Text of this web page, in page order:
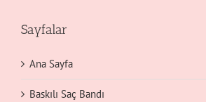
Sayfalar
Ana Sayfa
Baskılı Saç Bandı